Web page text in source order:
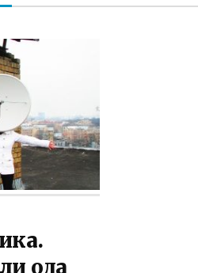
ода